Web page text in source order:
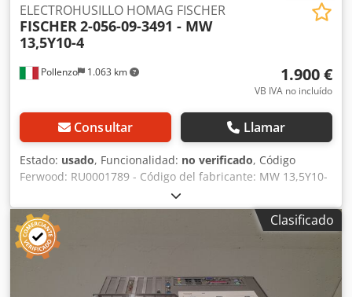
Pollenzo 1.063 km
ELECTROHUSILLO HOMAG FISCHER
FISCHER2-056-09-3491 - MW
13,5Y10-4
1.900 €
VB IVA no incluído
Consultar Llamar
Estado: usado, Funcionalidad: no verificado, Código
Ferwood: RU0001789 - Código del fabricante: MW 13,5Y10-
4 - Estado: Usado - Funcionalidad: No probado - Máquina
compatible: CNC HOMAG - Si está interesado, ofrecemos
servicio de revisión; póngase en contacto con nosotros.
Cedezmh Adopfx Ahbjha
Clasificado